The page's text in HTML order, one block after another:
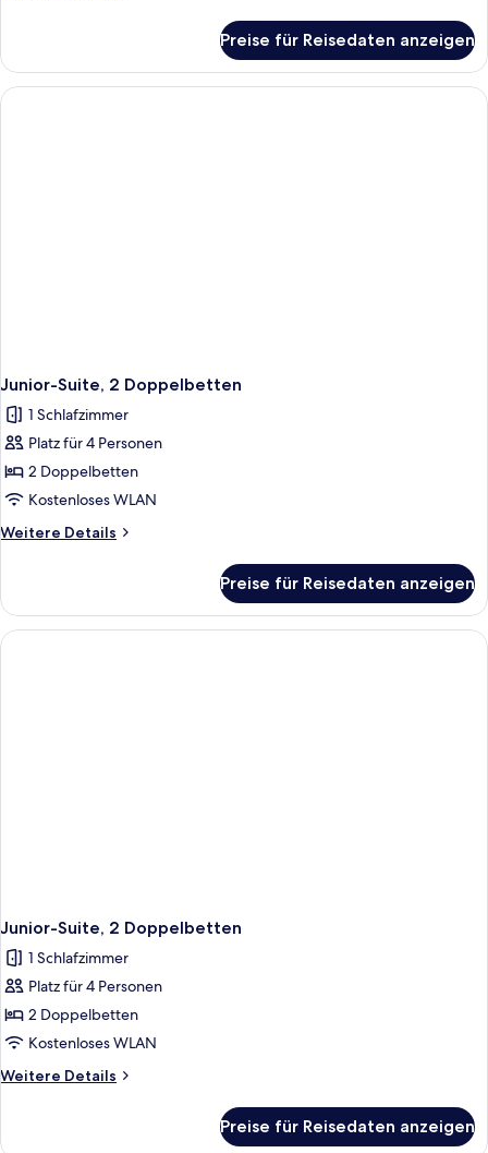
Suite,
2 Doppelbetten
Preise für Reisedaten anzeigen
Junior-Suite, 2 Doppelbetten
1 Schlafzimmer
Platz für 4 Personen
2 Doppelbetten
Kostenloses WLAN
Weitere Details
Weitere
Suite,
2 Doppelbetten
Preise für Reisedaten anzeigen
Junior-Suite, 2 Doppelbetten
1 Schlafzimmer
Platz für 4 Personen
2 Doppelbetten
Kostenloses WLAN
Weitere Details
Weitere
Preise für Reisedaten anzeigen